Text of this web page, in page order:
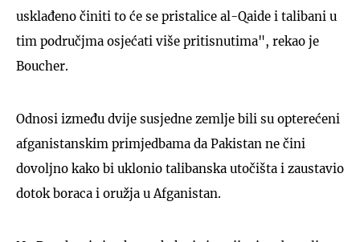
usklađeno činiti to će se pristalice al-Qaide i talibani u
tim područjma osjećati više pritisnutima", rekao je
Boucher.
Odnosi između dvije susjedne zemlje bili su opterećeni
afganistanskim primjedbama da Pakistan ne čini
dovoljno kako bi uklonio talibanska utočišta i zaustavio
dotok boraca i oružja u Afganistan.